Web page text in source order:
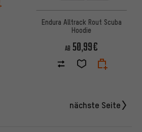
Endura Alltrack Rout Scuba
Hoodie
AB 50,99€
nächste Seite